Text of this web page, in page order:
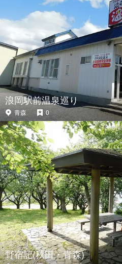
浪岡駅前温泉巡り
青森 0
野宿記(秋田・青森)